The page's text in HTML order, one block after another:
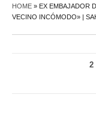
HOME » EX EMBAJADOR
VECINO INCÓMODO» |
2